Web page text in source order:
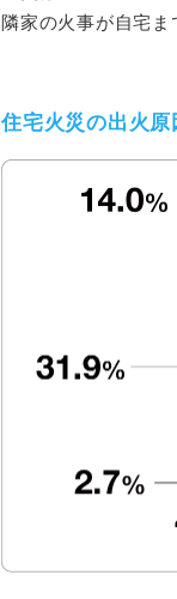
隣家の火事が自宅ま
住宅火災の出火原